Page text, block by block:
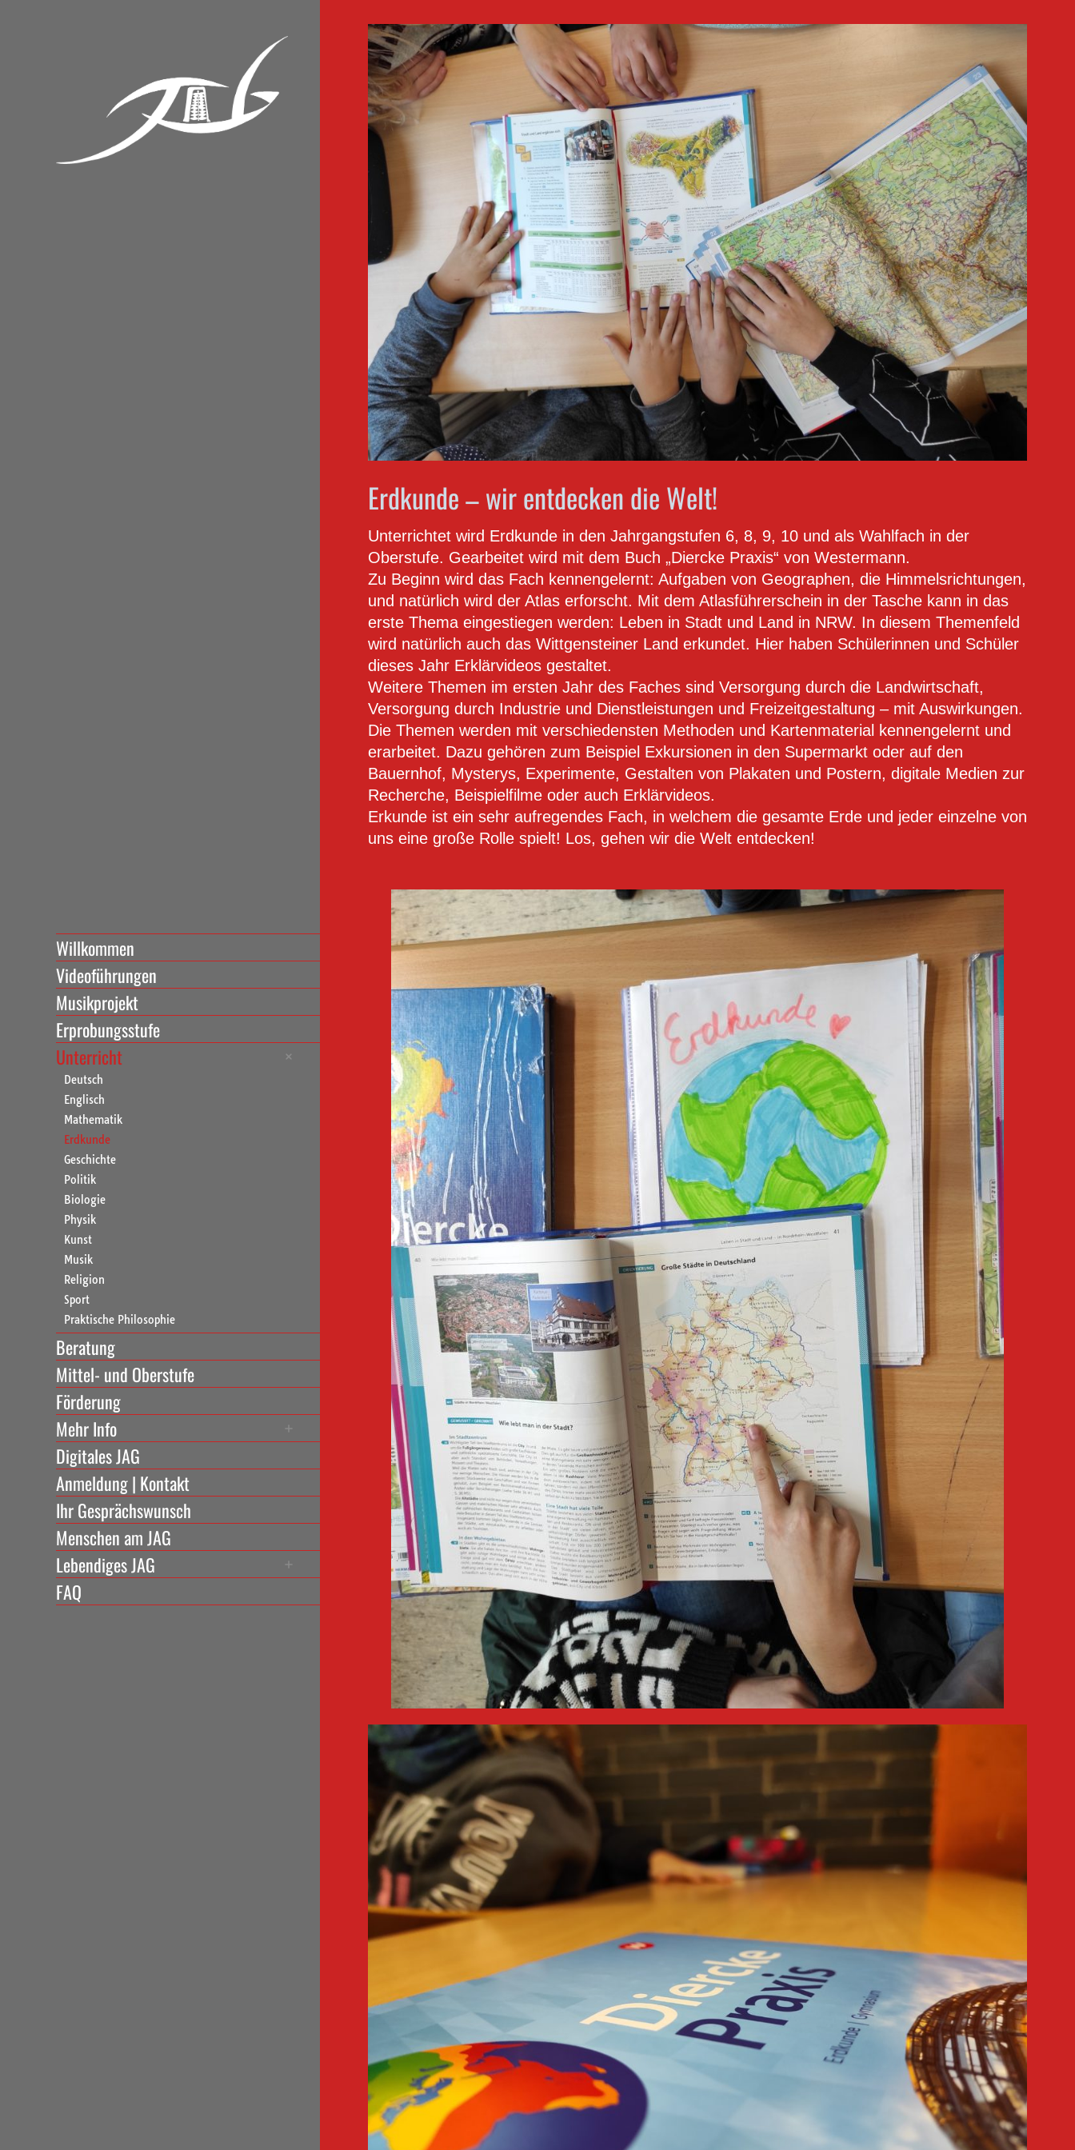
Willkommen
Videoführungen
Musikprojekt
Erprobungsstufe
Unterricht
Deutsch
Englisch
Mathematik
Erdkunde
Geschichte
Politik
Biologie
Physik
Kunst
Musik
Religion
Sport
Praktische Philosophie
Beratung
Mittel- und Oberstufe
Förderung
Mehr Info
Digitales JAG
Anmeldung | Kontakt
Ihr Gesprächswunsch
Menschen am JAG
Lebendiges JAG
FAQ
Erdkunde – wir entdecken die Welt!
Unterrichtet wird Erdkunde in den Jahrgangstufen 6, 8, 9, 10 und als Wahlfach in der
Oberstufe. Gearbeitet wird mit dem Buch „Diercke Praxis“ von Westermann.
Zu Beginn wird das Fach kennengelernt: Aufgaben von Geographen, die Himmelsrichtungen,
und natürlich wird der Atlas erforscht. Mit dem Atlasführerschein in der Tasche kann in das
erste Thema eingestiegen werden: Leben in Stadt und Land in NRW. In diesem Themenfeld
wird natürlich auch das Wittgensteiner Land erkundet. Hier haben Schülerinnen und Schüler
dieses Jahr Erklärvideos gestaltet.
Weitere Themen im ersten Jahr des Faches sind Versorgung durch die Landwirtschaft,
Versorgung durch Industrie und Dienstleistungen und Freizeitgestaltung – mit Auswirkungen.
Die Themen werden mit verschiedensten Methoden und Kartenmaterial kennengelernt und
erarbeitet. Dazu gehören zum Beispiel Exkursionen in den Supermarkt oder auf den
Bauernhof, Mysterys, Experimente, Gestalten von Plakaten und Postern, digitale Medien zur
Recherche, Beispielfilme oder auch Erklärvideos.
Erkunde ist ein sehr aufregendes Fach, in welchem die gesamte Erde und jeder einzelne von
uns eine große Rolle spielt! Los, gehen wir die Welt entdecken!